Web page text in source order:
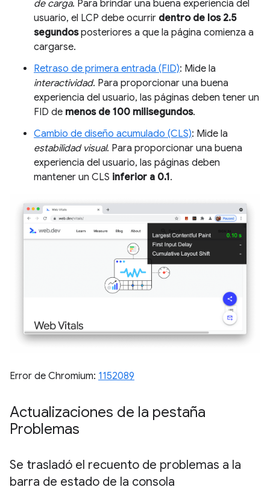
de carga. Para brindar una buena experiencia del
usuario, el LCP debe ocurrir dentro de los 2.5
segundosposteriores a que la página comienza a
cargarse.
Retraso de primera entrada (FID): Mide la
interactividad. Para proporcionar una buena
experiencia del usuario, las páginas deben tener un
FID de menos de 100 milisegundos.
Cambio de diseño acumulado (CLS): Mide la
estabilidad visual. Para proporcionar una buena
experiencia del usuario, las páginas deben
mantener un CLS inferior a 0.1.
Error de Chromium: 1152089
Actualizaciones de la pestaña
Problemas
Se trasladó el recuento de problemas a la
barra de estado de la consola